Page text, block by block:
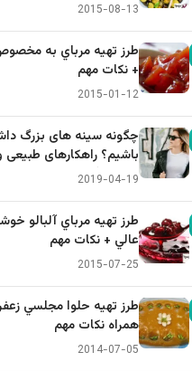
2015-08-13
طرز تهيه مرباي به مخصوص مجلسي
+ نكات مهم
2015-01-12
چگونه سینه های بزرگ داشته
باشیم؟ راهکارهای طبیعی و خانگی
برای بزرگ کردن سینه
2019-04-19
طرز تهيه مرباي آلبالو خوشرنگ و
عالي + نكات مهم
2015-07-25
طرز تهيه حلوا مجلسي زعفراني به
همراه نكات مهم
2014-07-05